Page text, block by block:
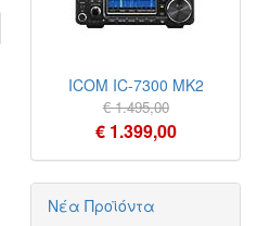
ICOM IC-7300 MK2
€ 1.495,00
€ 1.399,00
Νέα Προϊόντα